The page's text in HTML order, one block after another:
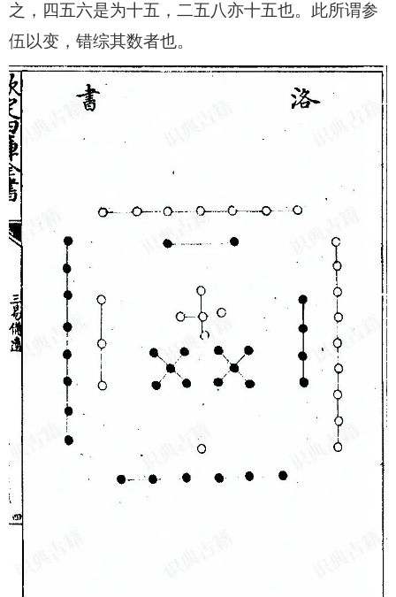
之，四五六是为十五，二五八亦十五也。此所谓参
伍以变，错综其数者也。